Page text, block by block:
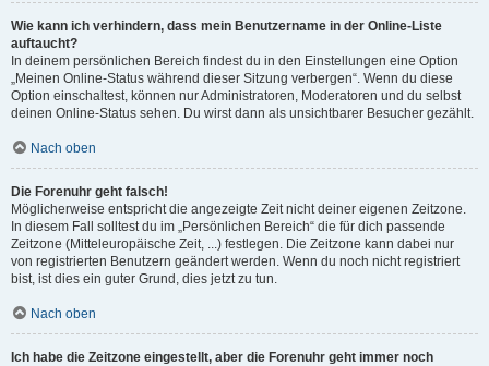
Wie kann ich verhindern, dass mein Benutzername in der Online-Liste
auftaucht?
In deinem persönlichen Bereich findest du in den Einstellungen eine Option
„Meinen Online-Status während dieser Sitzung verbergen“. Wenn du diese
Option einschaltest, können nur Administratoren, Moderatoren und du selbst
deinen Online-Status sehen. Du wirst dann als unsichtbarer Besucher gezählt.
Nach oben
Die Forenuhr geht falsch!
Möglicherweise entspricht die angezeigte Zeit nicht deiner eigenen Zeitzone.
In diesem Fall solltest du im „Persönlichen Bereich“ die für dich passende
Zeitzone (Mitteleuropäische Zeit, ...) festlegen. Die Zeitzone kann dabei nur
von registrierten Benutzern geändert werden. Wenn du noch nicht registriert
bist, ist dies ein guter Grund, dies jetzt zu tun.
Nach oben
Ich habe die Zeitzone eingestellt, aber die Forenuhr geht immer noch